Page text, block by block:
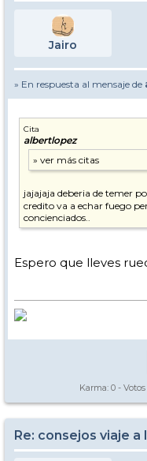
Jairo
» En respuesta al mensaje de
Cita
albertlopez
jajajaja deberia de temer
credito va a echar fuego
concienciados..
Espero que lleves
Karma: 0 -
Re: consejos viaje